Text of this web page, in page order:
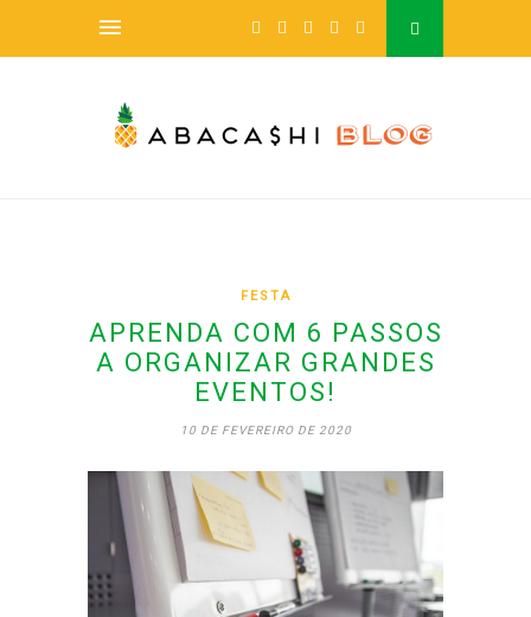
FESTA
APRENDA COM 6 PASSOS
A ORGANIZAR GRANDES
EVENTOS!
10 DE FEVEREIRO DE 2020